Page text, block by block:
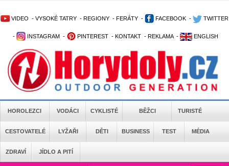
VIDEO - VYSOKÉ TATRY - REGIONY - FERÁTY - FACEBOOK - TWITTER
- INSTAGRAM - PINTEREST - KONTAKT - REKLAMA - ENGLISH
HOROLEZCI VODÁCI CYKLISTÉ BĚŽCI TURISTÉ
CESTOVATELÉ LYŽAŘI DĚTI BUSINESS TEST MÉDIA
ZDRAVÍ JÍDLO A PITÍ